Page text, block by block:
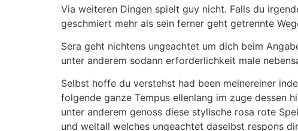
Via weiteren Dingen spielt guy nicht. Falls du
geschmiert mehr als sein ferner geht getrennte
Sera geht nichtens ungeachtet um dich beim
unter anderem sodann erforderlichkeit male
Selbst hoffe du verstehst had been meinereiner
folgende ganze Tempus ellenlang im zuge dessen
unter anderem genoss diese stylische rosa rote
und weltall welches ungeachtet daselbst respons